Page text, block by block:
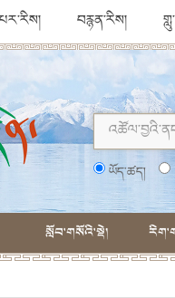
པར་རིས། བརྙན་རིས།
ཡོད་ཚད།
སློབ་གསོའི་སྡེ།